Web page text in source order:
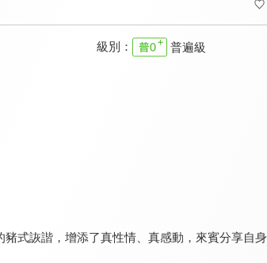
級別： 普遍級
式詼諧，增添了真性情、真感動，來賓分享自